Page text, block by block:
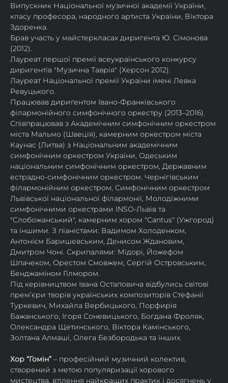
Випускник Національної музичної академії України,
класу професора, народного артиста України, Віктора
Здоренка.
Брав участь у майстеркласах диригента Ю. Сімонова
(2012).
Лауреат першої премії всеукраїнського конкурсу
диригентів "Музична Таврія" (Херсон 2012).
Лауреат Національної премії України імені Левка
Ревуцького.
Працював дириґентом Івано-Франківського
філармонійного симфонічного оркестру (2013–2016).
Співпрацював з Академічним симфонічним оркестром
міста Мальмо (Швеція), камерним оркестром міста
Каунас (Литва) з Національним академічним
симфонічним оркестром України, Одеським
національним симфонічним оркестром, Державним
естрадно-симфонічним оркестром. Чернігівським
філармонійним оркестром, Симфонічним оркестром
Львівської національної філармонії, Молодіжними
симфонічними оркестрами INSO-Львів та
"Слобожанський", камерним хором "Cantus" (Ужгород)
та іншими. З піаністами: Вадимом Холоденком,
Антонієм Баришевським, Денисом Ждановим,
Дмитром Чоні. Скрипалями: Мідорі, Йожефом
Шпачеком, Орестом Смовжем, Сергій Островським,
Бенджаміном Гілмором.
Під керівництвом Івана Остаповича відбулись світові
прем’єри творів українських композиторів Стефанії
Туркевич, Михайла Вербицького, Порфирія
Бажанського, Ігоря Соневицького, Богдана Фроляк,
Олександра Щетинського, Віктора Камінського,
Золтана Алмаші, Олега Безбородька та інших.
Хор “Гомін” – професійний музичний колектив,
створений з метою популяризації хорового
мистецтва, втілення найкращих практик і досягнень у